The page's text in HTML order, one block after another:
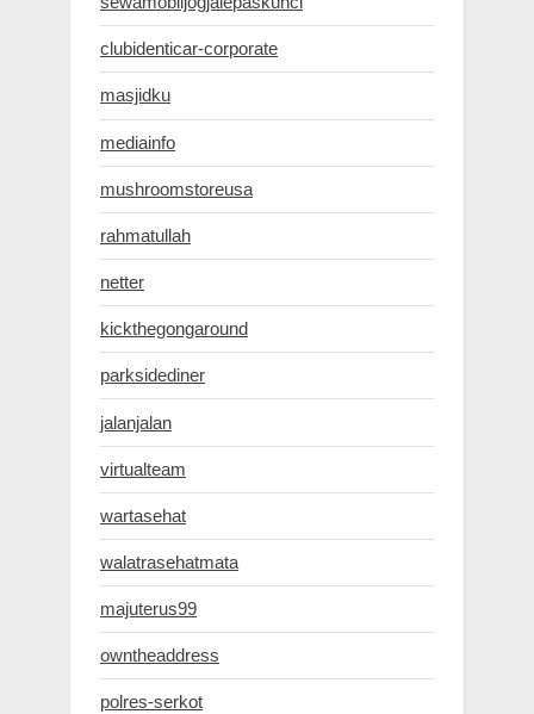
clubidenticar-corporate
masjidku
mediainfo
mushroomstoreusa
rahmatullah
netter
kickthegongaround
parksidediner
jalanjalan
virtualteam
wartasehat
walatrasehatmata
majuterus99
owntheaddress
polres-serkot